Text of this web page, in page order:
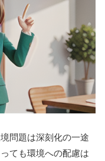
問題は深刻化の一途
ても環境への配慮は